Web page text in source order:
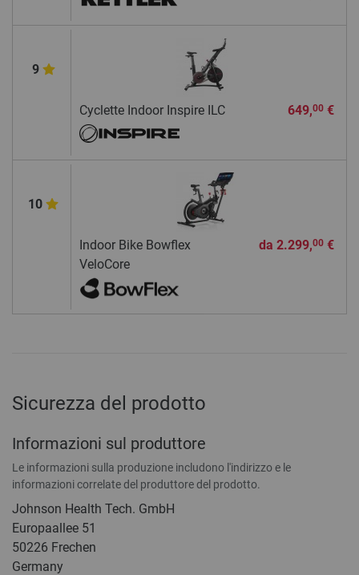
9
Cyclette Indoor Inspire ILC 649,00€
10
Indoor Bike Bowflex
VeloCore
da 2.299,00€
Sicurezza del prodotto
Informazioni sul produttore
Le informazioni sulla produzione includono l'indirizzo e le
informazioni correlate del produttore del prodotto.
Johnson Health Tech. GmbH
Europaallee 51
50226 Frechen
Germany